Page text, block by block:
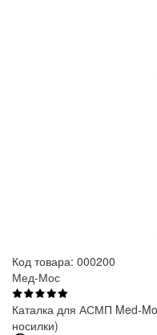
Код товара: 000200
Мед-Мос
Каталка для АСМП Med-
носилки)